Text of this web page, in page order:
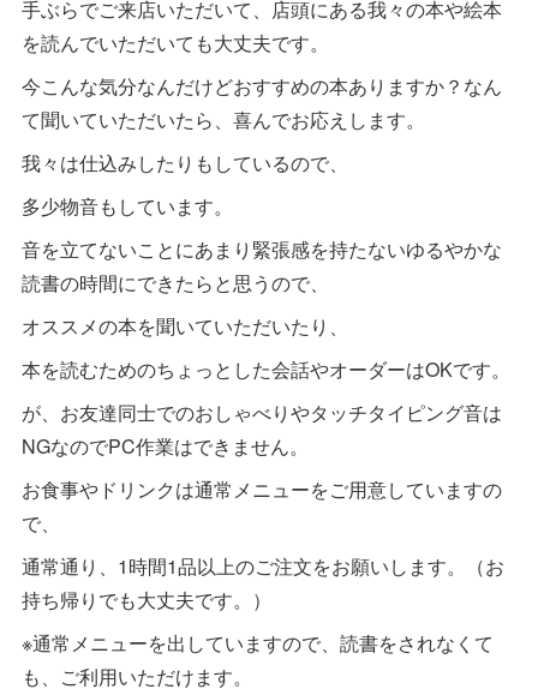
手ぶらでご来店いただいて、店頭にある我々の本や絵本
を読んでいただいても大丈夫です。
今こんな気分なんだけどおすすめの本ありますか？なん
て聞いていただいたら、喜んでお応えします。
我々は仕込みしたりもしているので、
多少物音もしています。
音を立てないことにあまり緊張感を持たないゆるやかな
読書の時間にできたらと思うので、
オススメの本を聞いていただいたり、
本を読むためのちょっとした会話やオーダーはOKです。
が、お友達同士でのおしゃべりやタッチタイピング音は
NGなのでPC作業はできません。
お食事やドリンクは通常メニューをご用意していますの
で、
通常通り、1時間1品以上のご注文をお願いします。（お
持ち帰りでも大丈夫です。）
※通常メニューを出していますので、読書をされなくて
も、ご利用いただけます。